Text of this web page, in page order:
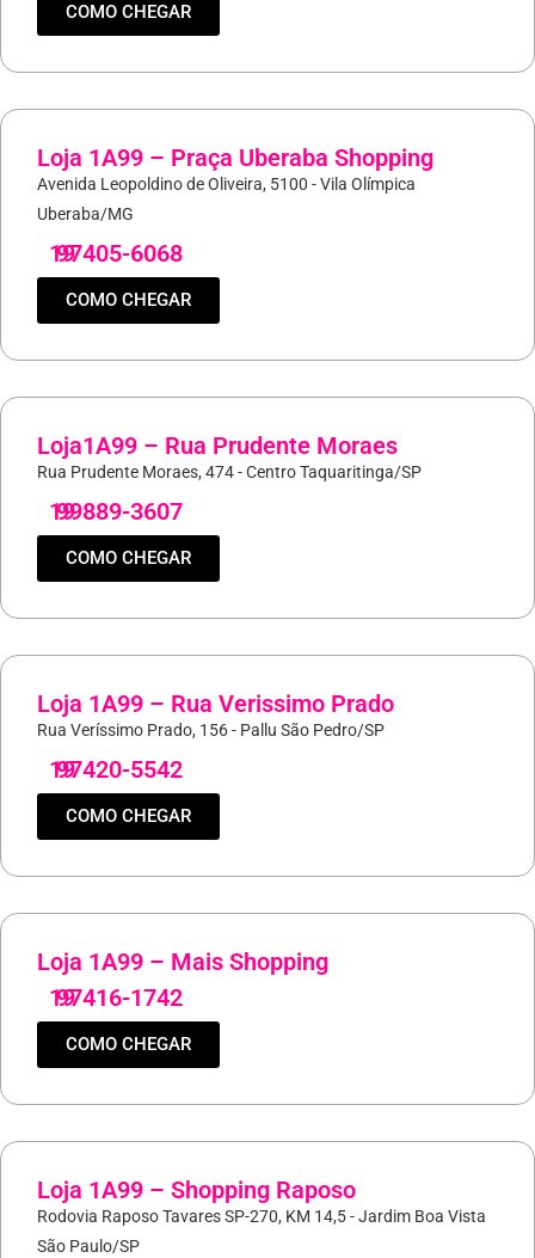
COMO CHEGAR
Loja 1A99 – Praça Uberaba Shopping
Avenida Leopoldino de Oliveira, 5100 - Vila Olímpica
Uberaba/MG
19
97405-6068
COMO CHEGAR
Loja1A99 – Rua Prudente Moraes
Rua Prudente Moraes, 474 - Centro Taquaritinga/SP
19
99889-3607
COMO CHEGAR
Loja 1A99 – Rua Verissimo Prado
Rua Veríssimo Prado, 156 - Pallu São Pedro/SP
19
97420-5542
COMO CHEGAR
Loja 1A99 – Mais Shopping
19
97416-1742
COMO CHEGAR
Loja 1A99 – Shopping Raposo
Rodovia Raposo Tavares SP-270, KM 14,5 - Jardim Boa Vista
São Paulo/SP